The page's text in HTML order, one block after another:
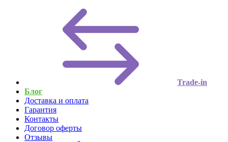
Trade-in
Блог
Доставка и оплата
Гарантия
Контакты
Договор оферты
Отзывы